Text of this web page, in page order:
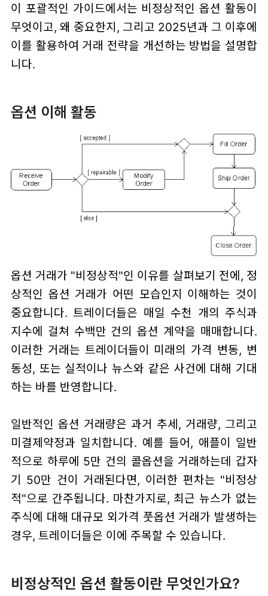
이 포괄적인 가이드에서는 비정상적인 옵션 활동이
무엇이고, 왜 중요한지, 그리고 2025년과 그 이후에
이를 활용하여 거래 전략을 개선하는 방법을 설명합
니다.
옵션 이해 활동
옵션 거래가 "비정상적"인 이유를 살펴보기 전에, 정
상적인 옵션 거래가 어떤 모습인지 이해하는 것이
중요합니다. 트레이더들은 매일 수천 개의 주식과
지수에 걸쳐 수백만 건의 옵션 계약을 매매합니다.
이러한 거래는 트레이더들이 미래의 가격 변동, 변
동성, 또는 실적이나 뉴스와 같은 사건에 대해 기대
하는 바를 반영합니다.
일반적인 옵션 거래량은 과거 추세, 거래량, 그리고
미결제약정과 일치합니다. 예를 들어, 애플이 일반
적으로 하루에 5만 건의 콜옵션을 거래하는데 갑자
기 50만 건이 거래된다면, 이러한 편차는 "비정상
적"으로 간주됩니다. 마찬가지로, 최근 뉴스가 없는
주식에 대해 대규모 외가격 풋옵션 거래가 발생하는
경우, 트레이더들은 이에 주목할 수 있습니다.
비정상적인 옵션 활동이란 무엇인가요?